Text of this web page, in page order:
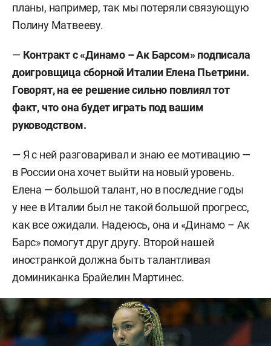
планы, например, так мы потеряли связующую
Полину Матвееву.
— Контракт с «Динамо – Ак Барсом» подписала
доигровщица сборной Италии Елена Пьетрини.
Говорят, на ее решение сильно повлиял тот
факт, что она будет играть под вашим
руководством.
— Я с ней разговаривал и знаю ее мотивацию —
в России она хочет выйти на новый уровень.
Елена — большой талант, но в последние годы
у нее в Италии был не такой большой прогресс,
как все ожидали. Надеюсь, она и «Динамо – Ак
Барс» помогут друг другу. Второй нашей
иностранкой должна быть талантливая
доминиканка Брайелин Мартинес.